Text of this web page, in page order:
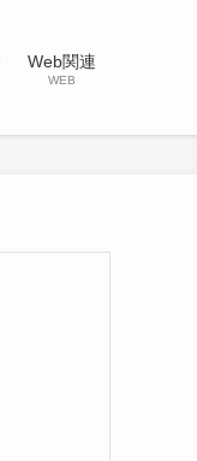
Web関連
WEB